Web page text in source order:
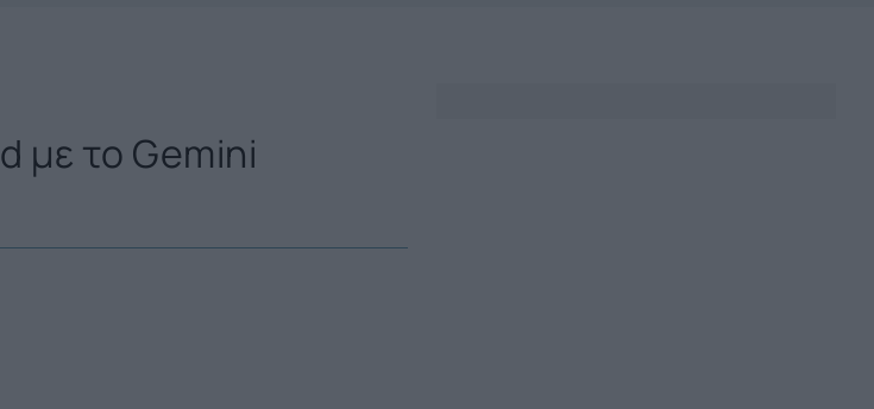
με το Gemini